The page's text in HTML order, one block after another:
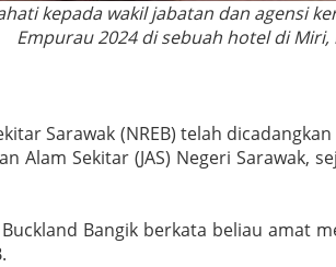
kepada wakil jabatan dan agensi
Empurau 2024 di sebuah hotel di Miri,
Sarawak (NREB) telah
Alam Sekitar (JAS) Negeri
Bangik berkata beliau amat